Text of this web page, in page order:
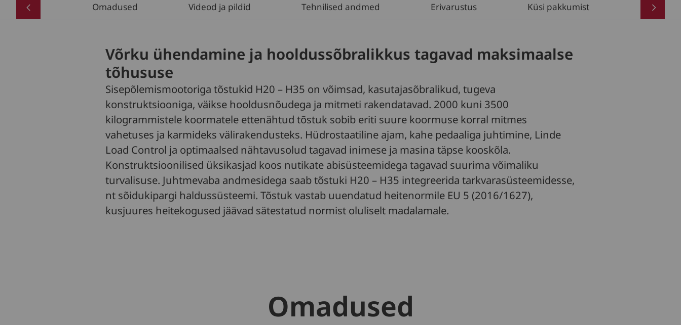
Omadused Videod ja pildid Tehnilised andmed Erivarustus Küsi pakkumist
Võrku ühendamine ja hooldussõbralikkus tagavad maksimaalse
tõhususe
Sisepõlemismootoriga tõstukid H20 – H35 on võimsad, kasutajasõbralikud, tugeva
konstruktsiooniga, väikse hooldusnõudega ja mitmeti rakendatavad. 2000 kuni 3500
kilogrammistele koormatele ettenähtud tõstuk sobib eriti suure koormuse korral mitmes
vahetuses ja karmideks välirakendusteks. Hüdrostaatiline ajam, kahe pedaaliga juhtimine, Linde
Load Control ja optimaalsed nähtavusolud tagavad inimese ja masina täpse kooskõla.
Konstruktsioonilised üksikasjad koos nutikate abisüsteemidega tagavad suurima võimaliku
turvalisuse. Juhtmevaba andmesidega saab tõstuki H20 – H35 integreerida tarkvarasüsteemidesse,
nt sõidukipargi haldussüsteemi. Tõstuk vastab uuendatud heitenormile EU 5 (2016/1627),
kusjuures heitekogused jäävad sätestatud normist oluliselt madalamale.
Omadused